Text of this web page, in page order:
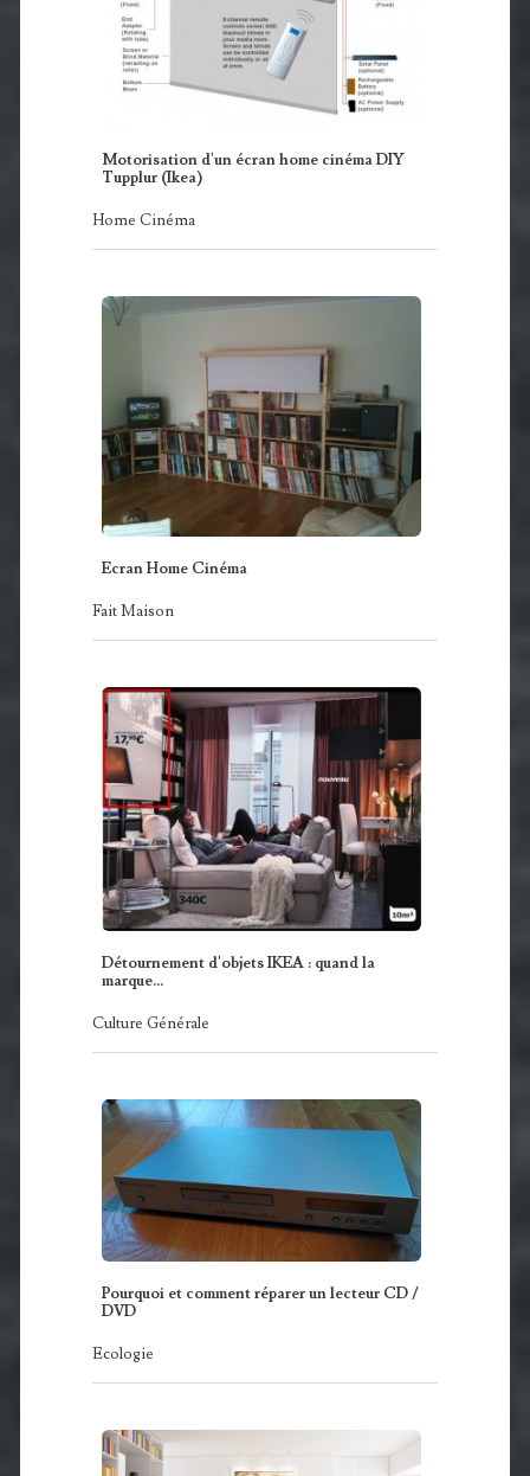
Motorisation d'un écran home cinéma DIY
Tupplur (Ikea)
Home Cinéma
Ecran Home Cinéma
Fait Maison
Détournement d'objets IKEA : quand la
marque…
Culture Générale
Pourquoi et comment réparer un lecteur CD /
DVD
Ecologie